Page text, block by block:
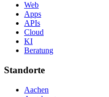
Web
Apps
APIs
Cloud
KI
Beratung
Standorte
Aachen